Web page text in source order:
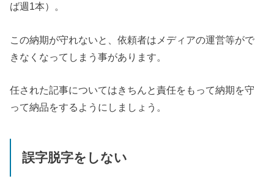
ば週1本）。
この納期が守れないと、依頼者はメディアの運営等がで
きなくなってしまう事があります。
任された記事についてはきちんと責任をもって納期を守
って納品をするようにしましょう。
誤字脱字をしない